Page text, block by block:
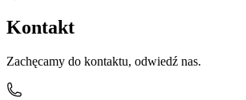
Kontakt
Zachęcamy do kontaktu, odwiedź nas.